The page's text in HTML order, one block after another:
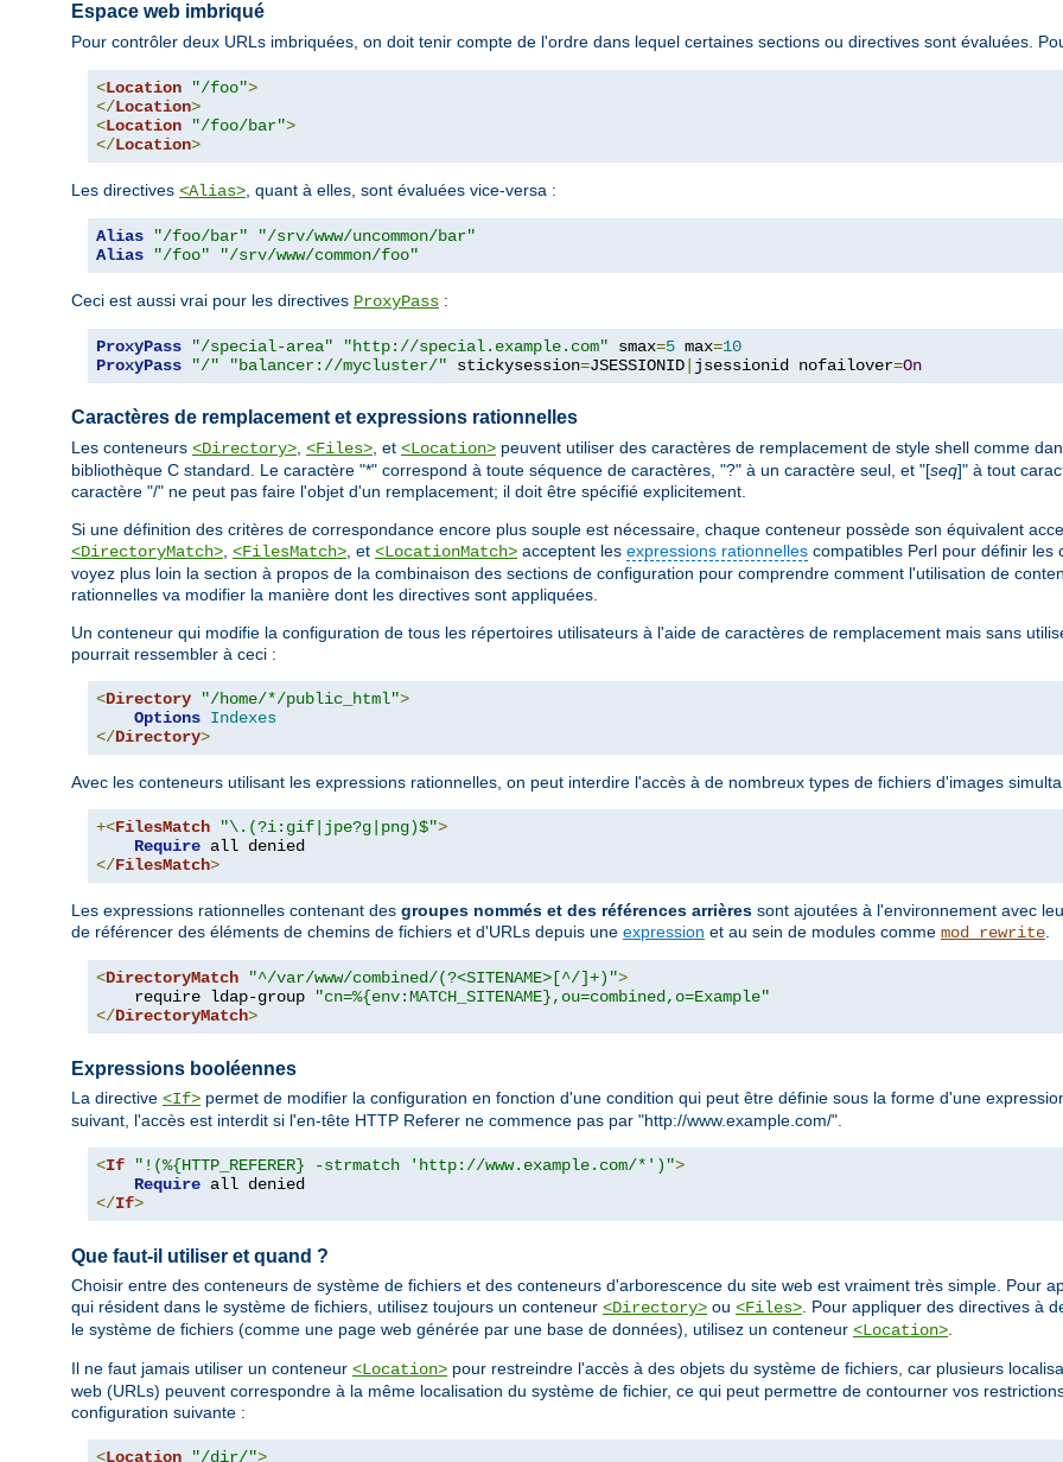
Espace web imbriqué
Pour contrôler deux URLs imbriquées, on doit tenir compte de l'ordre dans lequel certaines sections ou directives sont évaluées.
<Location "/foo">
</Location>
<Location "/foo/bar">
</Location>
Les directives <Alias> , quant à elles, sont évaluées vice-versa :
Alias "/foo/bar"
"/srv/www/uncommon/bar"
Alias
"/foo" "/srv/www/common/foo"
Ceci est aussi vrai pour les directives ProxyPass :
ProxyPass "/special-area" "http://special.example.com" smax=5 max=10
ProxyPass
"/" "balancer://mycluster/" stickysession=JSESSIONID jsessionid nofailover=On
Caractères de remplacement et expressions rationnelles
Les conteneurs <Directory> <Files> , et <Location> peuvent utiliser des caractères de remplacement de style shell comme
bibliothèque C standard. Le caractère "*" correspond à toute séquence de caractères, "?" à un caractère seul, et "[seq]" à tout
caractère "/" ne peut pas faire l'objet d'un remplacement; il doit être spécifié explicitement.
Si une définition des critères de correspondance encore plus souple est nécessaire, chaque conteneur possède son équivalent
<DirectoryMatch> <FilesMatch> , et <LocationMatch> acceptent les expressions rationnelles compatibles Perl pour définir les
voyez plus loin la section à propos de la combinaison des sections de configuration pour comprendre comment l'utilisation de
rationnelles va modifier la manière dont les directives sont appliquées.
Un conteneur qui modifie la configuration de tous les répertoires utilisateurs à l'aide de caractères de remplacement mais sans
pourrait ressembler à ceci :
<Directory "/home/*/public_html">
Options Indexes
</Directory>
Avec les conteneurs utilisant les expressions rationnelles, on peut interdire l'accès à de nombreux types de fichiers d'images
+<FilesMatch "\.(?i:gif|jpe?g|png)$">
Require
</FilesMatch>
Les expressions rationnelles contenant des groupes nommés et des références arrières sont ajoutées à l'environnement avec
de référencer des éléments de chemins de fichiers et d'URLs depuis une expression et au sein de modules comme mod_rewrite
<DirectoryMatch "^/var/www/combined/(?<SITENAME>[^/]+)">
    require ldap-group
"cn=%{env:MATCH_SITENAME},ou=combined,o=Example"
</DirectoryMatch>
Expressions booléennes
La directive <If> permet de modifier la configuration en fonction d'une condition qui peut être définie sous la forme d'une
suivant, l'accès est interdit si l'en-tête HTTP Referer ne commence pas par "http://www.example.com/".
<If "!(%{HTTP_REFERER} -strmatch 'http://www.example.com/*')">
Require
</If>
Que faut-il utiliser et quand ?
Choisir entre des conteneurs de système de fichiers et des conteneurs d'arborescence du site web est vraiment très simple. Pour
qui résident dans le système de fichiers, utilisez toujours un conteneur <Directory> ou <Files> . Pour appliquer des directives à
le système de fichiers (comme une page web générée par une base de données), utilisez un conteneur <Location>
Il ne faut jamais utiliser un conteneur <Location> pour restreindre l'accès à des objets du système de fichiers, car plusieurs
web (URLs) peuvent correspondre à la même localisation du système de fichier, ce qui peut permettre de contourner vos
configuration suivante :
<Location "/dir/">